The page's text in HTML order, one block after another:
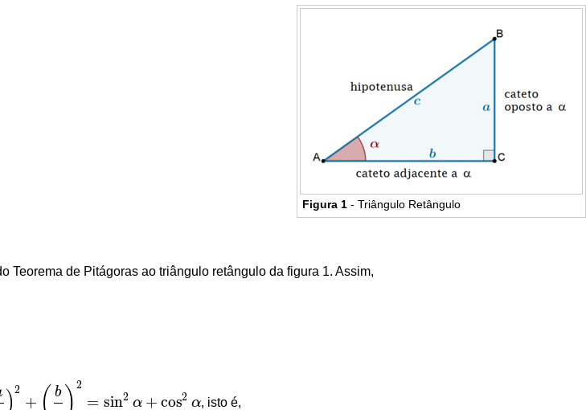
Figura 1 - Triângulo Retângulo
Teorema de Pitágoras ao triângulo retângulo da figura 1. Assim,
)2
+
b
2
= sin2 α + cos2 α
( b 2= sin2 α+ cos 2α , isto é,